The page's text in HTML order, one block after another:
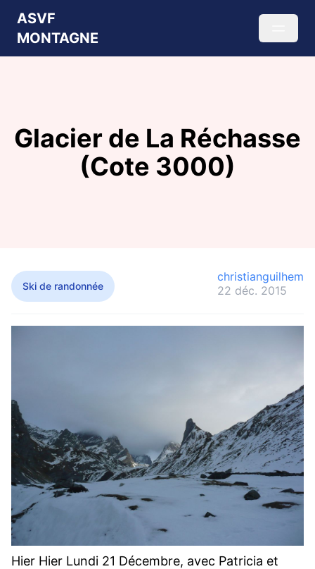
ASVF
MONTAGNE
Glacier de La Réchasse
(Cote 3000)
Ski de randonnée
christianguilhem
22 déc. 2015
Hier Hier Lundi 21 Décembre, avec Patricia et